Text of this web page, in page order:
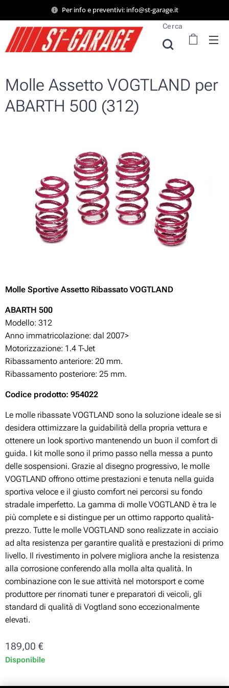
Per info e preventivi: info@st-garage.it
Cerca
Molle Assetto VOGTLAND per
ABARTH 500 (312)
Molle Sportive Assetto Ribassato VOGTLAND
ABARTH 500
Modello: 312
Anno immatricolazione: dal 2007>
Motorizzazione: 1.4 T-Jet
Ribassamento anteriore: 20 mm.
Ribassamento posteriore: 25 mm.
Codice prodotto: 954022
Le molle ribassate VOGTLAND sono la soluzione ideale se si
desidera ottimizzare la guidabilità della propria vettura e
ottenere un look sportivo mantenendo un buon il comfort di
guida. I kit molle sono il primo passo nella messa a punto
delle sospensioni. Grazie al disegno progressivo, le molle
VOGTLAND offrono ottime prestazioni e tenuta nella guida
sportiva veloce e il giusto comfort nei percorsi su fondo
stradale imperfetto. La gamma di molle VOGTLAND è tra le
più complete e si distingue per un ottimo rapporto qualità-
prezzo. Tutte le molle VOGTLAND sono realizzate in acciaio
ad alta resistenza per garantire qualità e prestazioni di primo
livello. Il rivestimento in polvere migliora anche la resistenza
alla corrosione conferendo alla molla alta qualità. In
combinazione con le sue attività nel motorsport e come
produttore per rinomati tuner e preparatori di veicoli, gli
standard di qualità di Vogtland sono eccezionalmente
elevati.
189,00 €
Disponibile